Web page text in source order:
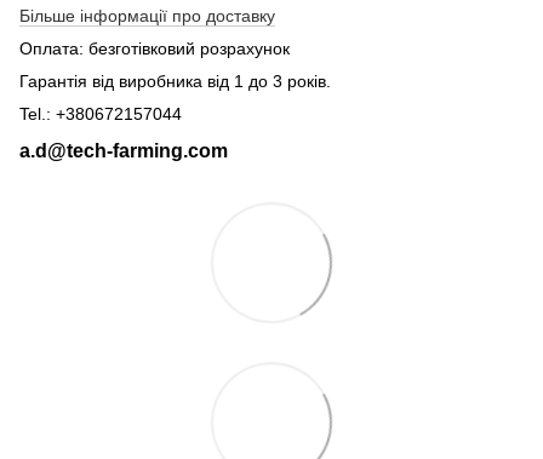
Більше інформації про доставку
Оплата: безготівковий розрахунок
Гарантія від виробника від 1 до 3 років.
Tel.: +380672157044
a.d@tech-farming.com